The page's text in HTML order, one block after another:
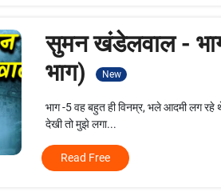
सुमन खंडेलवाल -
भाग)
New
भाग -5 वह बहुत ही विनम्र, भले आदमी लग
देखी तो मुझे लगा...
Read Free